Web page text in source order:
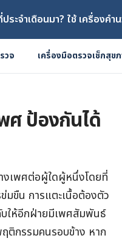
ะจำเดือนมา? ใช้ เครื่องคำ
วจ เครื่องมือตรวจเช็กสุข
ศ ป้องกันได้
เพศต่อผู้ใดผู้หนึ่งโดยที่
มขืน การแตะเนื้อต้องตัว
บให้อีกฝ่ายมีเพศสัมพันธ์
ติกรรมคนรอบข้าง หาก